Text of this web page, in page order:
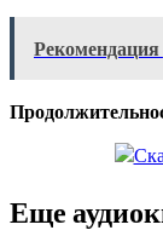
Рекомендация
Еще